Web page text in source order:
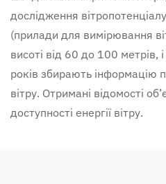
дослідження
(прилади для вимірювання
висоті від 60 до 100
років збирають інформацію
вітру. Отримані відомості
доступності енергії вітру.